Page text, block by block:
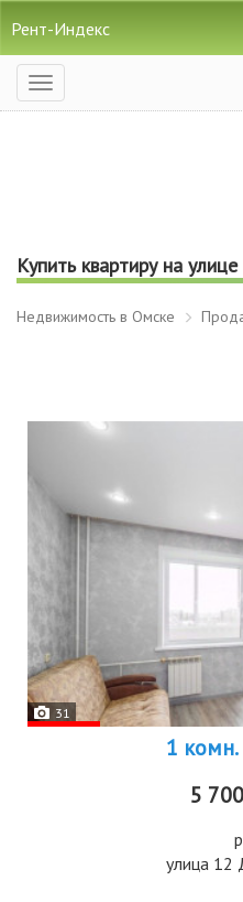
Рент-Индекс
Открыть
навигацию
Купить квартиру на
Недвижимость в Омске
31
1 комн.
5
улица 12